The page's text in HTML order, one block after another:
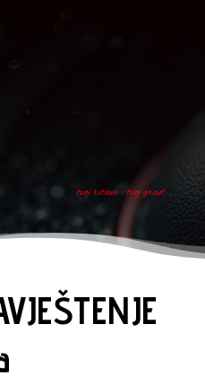
tvoj ritam - tvoj grad